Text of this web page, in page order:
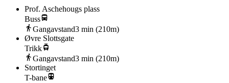
Prof. Aschehougs plass
Buss
Gangavstand3 min (210m)
Øvre Slottsgate
Trikk
Gangavstand3 min (210m)
Stortinget
T-bane